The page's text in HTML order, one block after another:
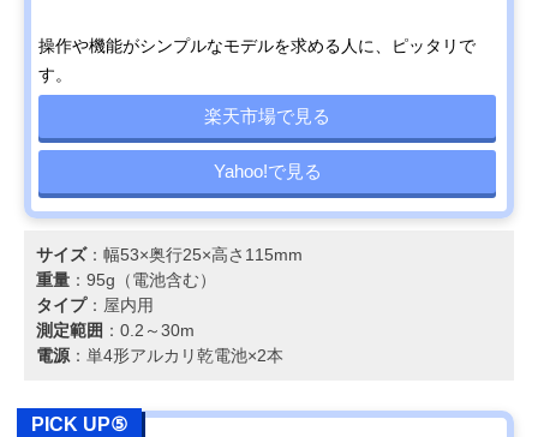
操作や機能がシンプルなモデルを求める人に、ピッタリで
す。
楽天市場で見る
Yahoo!で見る
サイズ：幅53×奥行25×高さ115mm
重量 ：95g（電池含む）
タイプ：屋内用
測定範囲 ：0.2～30m
電源：単4形アルカリ乾電池×2本
PICK UP⑤